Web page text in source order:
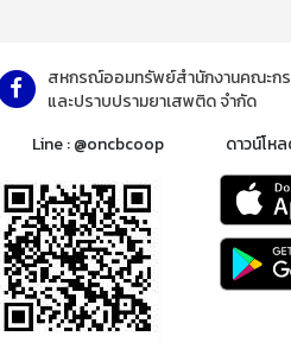
สหกรณ์ออมทรัพย์สำนักงานคณะก
และปราบปรามยาเสพติด จำกัด
Line : @oncbcoop
ดาวน์โห